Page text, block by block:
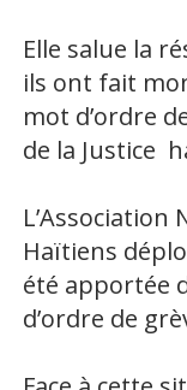
Elle salue la
ils ont fait
mot d’ordre
de la Justice
L’Association
Haïtiens
été apportée
d’ordre de